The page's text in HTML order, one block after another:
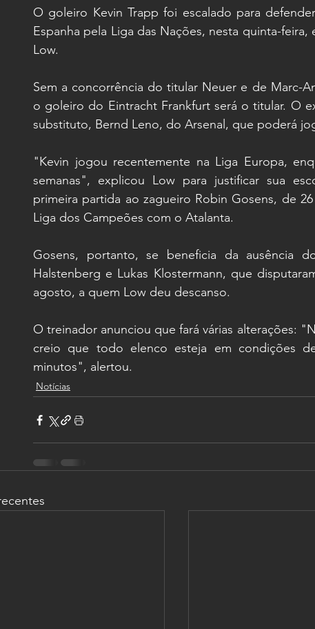
O goleiro Kevin Trapp foi escalado para
Espanha pela Liga das Nações, nesta quinta-
Low.
Sem a concorrência do titular Neuer e de Marc-
o goleiro do Eintracht Frankfurt será o titular. O
substituto, Bernd Leno, do Arsenal, que poderá
"Kevin jogou recentemente na Liga Europa,
semanas", explicou Low para justificar sua
primeira partida ao zagueiro Robin Gosens, de
Liga dos Campeões com o Atalanta.
Gosens, portanto, se beneficia da ausência
Halstenberg e Lukas Klostermann, que
agosto, a quem Low deu descanso.
O treinador anunciou que fará várias alterações:
creio que todo elenco esteja em condições
minutos", alertou.
Notícias